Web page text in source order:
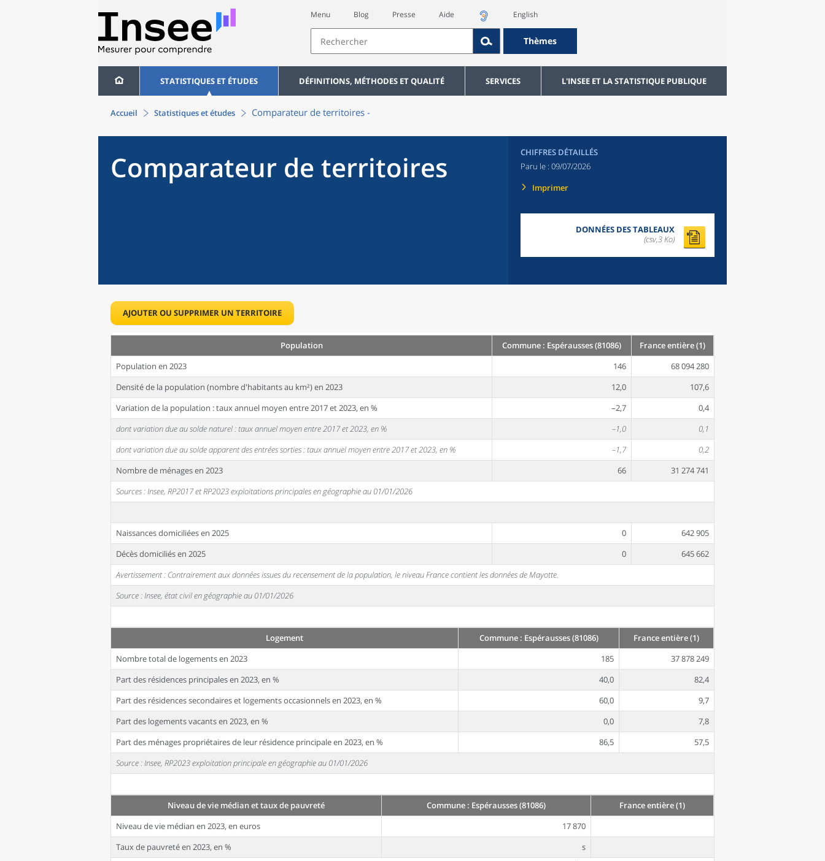
Menu Blog Presse Aide English
Thèmes
STATISTIQUES ET ÉTUDES DÉFINITIONS, MÉTHODES ET QUALITÉ SERVICES L'INSEE ET LA STATISTIQUE PUBLIQUE
Accueil Statistiques et études Comparateur de territoires -
Comparateur de territoires
CHIFFRES DÉTAILLÉS
Paru le : 09/07/2026
Imprimer
DONNÉES DES TABLEAUX
(csv,3 Ko)
AJOUTER OU SUPPRIMER UN TERRITOIRE
Population Commune : Espérausses (81086)
France entière (1)
Population en 2023
146
68 094 280
Densité de la population (nombre d'habitants au km²) en 2023
12,0
107,6
Variation de la population : taux annuel moyen entre 2017 et 2023, en %
–2,7
0,4
dont variation due au solde naturel : taux annuel moyen entre 2017 et 2023, en %
–1,0
0,1
dont variation due au solde apparent des entrées sorties : taux annuel moyen entre 2017 et 2023, en %
–1,7
0,2
Nombre de ménages en 2023
66
31 274 741
Sources : Insee, RP2017 et RP2023 exploitations principales en géographie au 01/01/2026
Naissances domiciliées en 2025 0
642 905
Décès domiciliés en 2025
0
645 662
Avertissement : Contrairement aux données issues du recensement de la population, le niveau France contient les données de Mayotte.
Source : Insee, état civil en géographie au 01/01/2026
Logement Commune : Espérausses (81086)
France entière (1)
Nombre total de logements en 2023
185
37 878 249
Part des résidences principales en 2023, en %
40,0
82,4
Part des résidences secondaires et logements occasionnels en 2023, en %
60,0
9,7
Part des logements vacants en 2023, en %
0,0
7,8
Part des ménages propriétaires de leur résidence principale en 2023, en %
86,5
57,5
Source : Insee, RP2023 exploitation principale en géographie au 01/01/2026
Niveau de vie médian et taux de pauvreté Commune : Espérausses (81086)
France entière (1)
Niveau de vie médian en 2023, en euros
17 870
Taux de pauvreté en 2023, en %
s